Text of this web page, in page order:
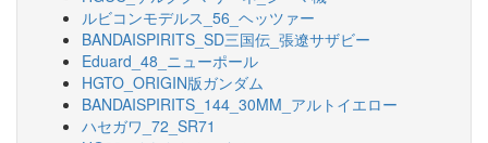
ルビコンモデルス_56_ヘッツァー
BANDAISPIRITS_SD三国伝_張遼サザビー
Eduard_48_ニューポール
HGTO_ORIGIN版ガンダム
BANDAISPIRITS_144_30MM_アルトイエロー
ハセガワ_72_SR71